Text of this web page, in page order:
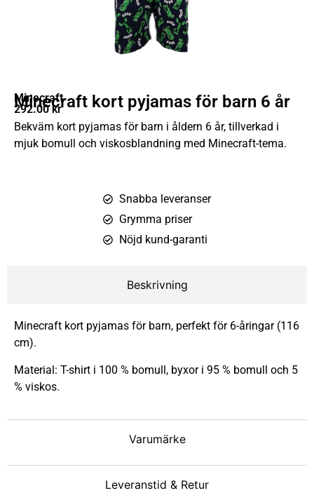
Minecraft
Minecraft kort pyjamas för barn 6 år
292.00kr
Bekväm kort pyjamas för barn i åldern 6 år, tillverkad i
mjuk bomull och viskosblandning med Minecraft-tema.
Snabba leveranser
Grymma priser
Nöjd kund-garanti
Beskrivning
Varumärke
Leveranstid & Retur
Minecraft kort pyjamas för barn, perfekt för 6-åringar (116
cm).
Material: T-shirt i 100 % bomull, byxor i 95 % bomull och 5
% viskos.